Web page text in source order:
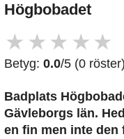
Högbobadet
★ ★ ★ ★ ★
Betyg: 0.0/5 (0 röster)
Badplats
Gävleborgs län.
en fin men inte den